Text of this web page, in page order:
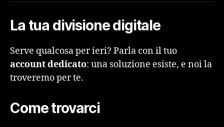
La tua divisione digitale
Serve qualcosa per ieri? Parla con il tuo
account dedicato: una soluzione esiste, e noi la
troveremo per te.
Come trovarci